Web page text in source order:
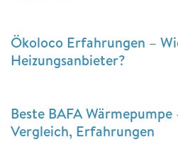
Ökoloco Erfahrungen –
Heizungsanbieter?
Beste BAFA
Vergleich, Erfahrungen